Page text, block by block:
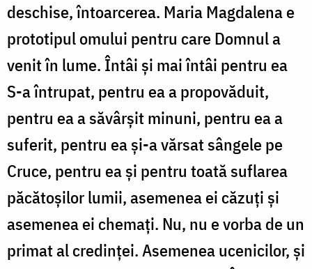
deschise, întoarcerea. Maria Magdalena e
prototipul omului pentru care Domnul a
venit în lume. Întâi și mai întâi pentru ea
S-a întrupat, pentru ea a propovăduit,
pentru ea a săvârșit minuni, pentru ea a
suferit, pentru ea și-a vărsat sângele pe
Cruce, pentru ea și pentru toată suflarea
păcătoșilor lumii, asemenea ei căzuți și
asemenea ei chemați. Nu, nu e vorba de un
primat al credinței. Asemenea ucenicilor, și